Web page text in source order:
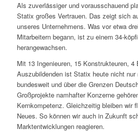
Als zuverlässiger und vorausschauend
Statix großes Vertrauen. Das zeigt sich
unseres Unternehmens. Was vor etwa
Mitarbeitern begann, ist zu einem 34-
herangewachsen.
Mit 13 Ingenieuren, 15 Konstrukteuren, 4
Auszubildenden ist Statix heute nicht nur
bundesweit und über die Grenzen
Großprojekte namhafter Konzerne
Kernkompetenz. Gleichzeitig bleiben wir
Neues. So können wir auch in Zukunft
Marktentwicklungen reagieren.